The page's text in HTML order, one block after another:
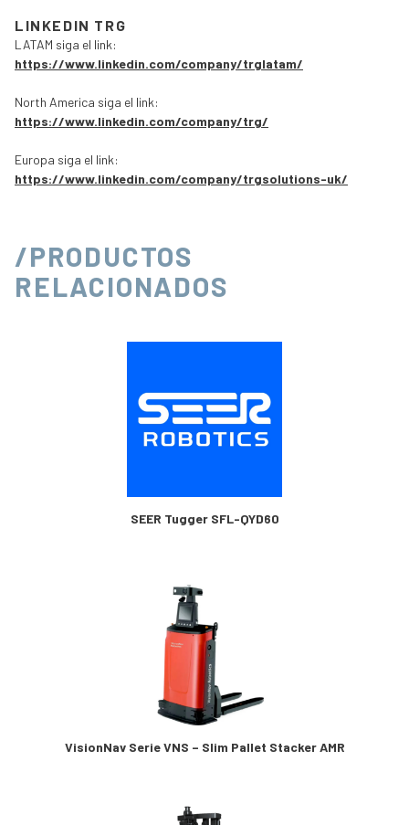
LINKEDIN TRG
LATAM siga el link:
https://www.linkedin.com/company/trglatam/
North America siga el link:
https://www.linkedin.com/company/trg/
Europa siga el link:
https://www.linkedin.com/company/trgsolutions-uk/
/PRODUCTOS
RELACIONADOS
SEER Tugger SFL-QYD60
VisionNav Serie VNS – Slim Pallet Stacker AMR